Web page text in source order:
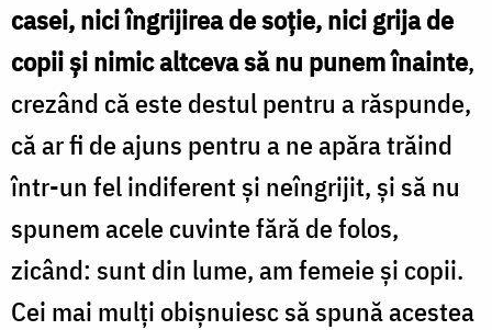
casei, nici îngrijirea de soţie, nici grija de
copii şi nimic altceva să nu punem înainte,
crezând că este destul pentru a răspunde,
că ar fi de ajuns pentru a ne apăra trăind
într-un fel indiferent şi neîngrijit, şi să nu
spunem acele cuvinte fără de folos,
zicând: sunt din lume, am femeie şi copii.
Cei mai mulţi obişnuiesc să spună acestea